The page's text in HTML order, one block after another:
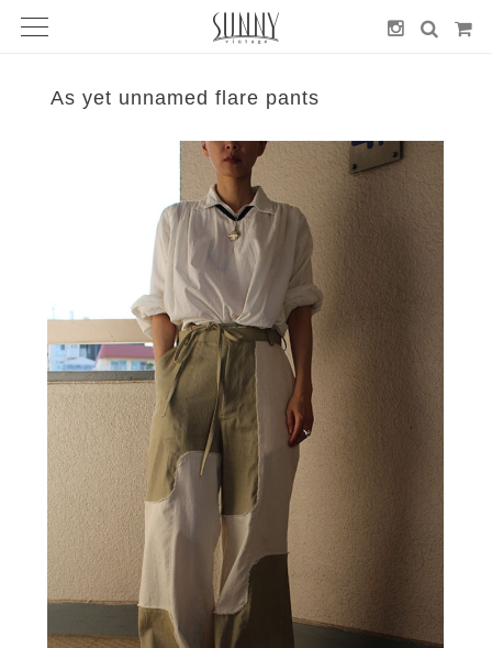
As yet unnamed flare pants